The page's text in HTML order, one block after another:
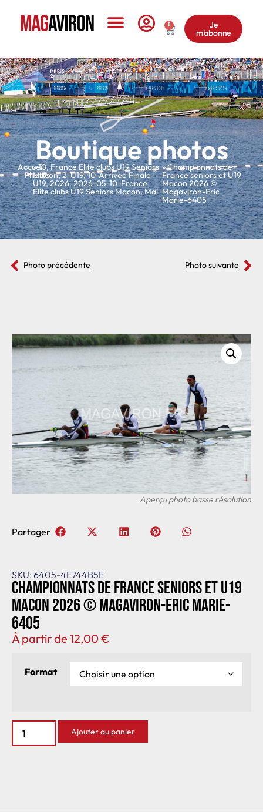
0 Je
m'abonne
Boutique photos
Accueil
»
Photos
»10,France Elite clubs U19 Seniors
Macon,2-U19,10-Arrivée Finale
U19,2026,2026-05-10-France
Elite clubs U19 Seniors Macon,Mai
» Championnats de
France seniors et U19
Macon 2026 ©
Magaviron-Eric
Marie-6405
Photo précédente Photo suivante
SKU: 6405-4E744B5E
Championnats de France seniors et U19
Macon 2026 © Magaviron-Eric Marie-
6405
À partir de 12,00€
Format
Ajouter au panier
Partager